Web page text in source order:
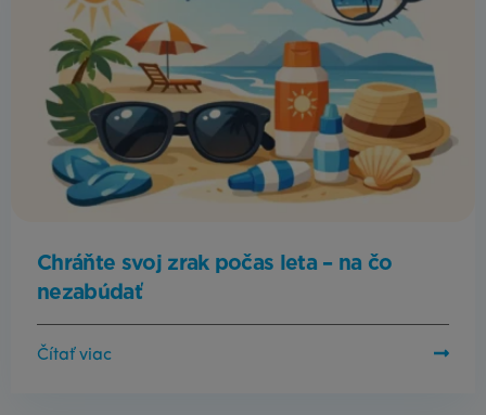
Chráňte svoj zrak počas leta – na čo
nezabúdať
Čítať viac